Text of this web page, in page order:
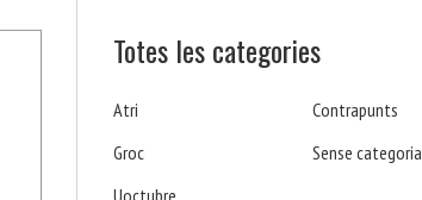
Totes les categories
Atri
Contrapunts
Groc
Sense categoria